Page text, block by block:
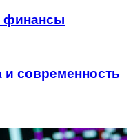
финансы
и современность